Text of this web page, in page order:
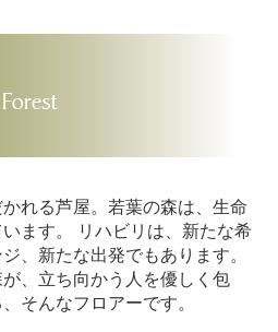
れる芦屋。若葉の森は、生命
ます。 リハビリは、新たな希
、新たな出発でもあります。
、立ち向かう人を優しく包
そんなフロアーです。